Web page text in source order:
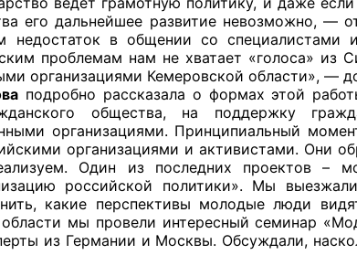
его дальнейшее развитие невозможно, —
в общении со специалистами
проблемам нам не хватает «голоса» из
организациями Кемеровской области», —
подробно рассказала о формах этой
общества, на поддержку
организациями. Принципиальный
организациями и активистами. Они
Один из последних проектов –
российской политики». Мы
какие перспективы молодые люди
мы провели интересный семинар
из Германии и Москвы. Обсуждали,